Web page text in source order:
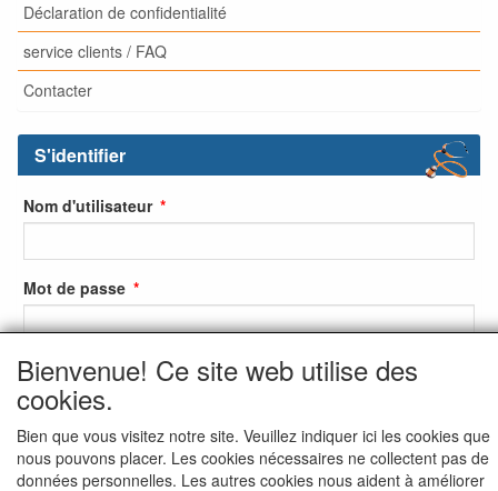
Déclaration de confidentialité
service clients / FAQ
Contacter
S'identifier
Nom d'utilisateur
Mot de passe
S'identifier
S'inscrire
Mot de passe oublié ?
Bienvenue! Ce site web utilise des
cookies.
Bien que vous visitez notre site. Veuillez indiquer ici les cookies que
nous pouvons placer. Les cookies nécessaires ne collectent pas de
données personnelles. Les autres cookies nous aident à améliorer